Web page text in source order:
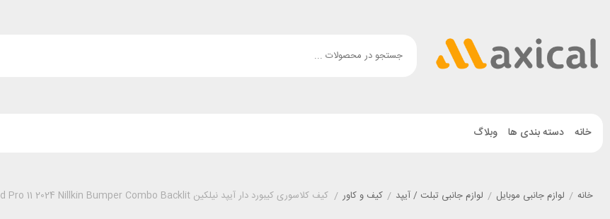
خانه دسته بندی ها وبلاگ
خانه / لوازم جانبی موبایل / لوازم جانبی تبلت / آیپد / کیف و کاور / کیف کلاسوری کیبورد دار آیپد نیلکین iPad Pro 11 2024 Nillkin Bumper Combo Backlit